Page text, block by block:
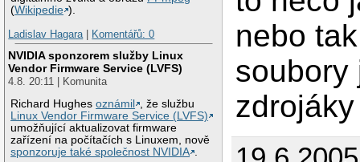
(Wikipedie ).
Ladislav Hagara| Komentářů: 0
NVIDIA sponzorem služby Linux
Vendor Firmware Service (LVFS)
4.8. 20:11 | Komunita
Richard Hughesoznámil
, že službu
Linux Vendor Firmware Service (LVFS)
umožňující aktualizovat firmware
zařízení na počítačích s Linuxem, nově
sponzoruje také společnost NVIDIA .
nebo
soubory